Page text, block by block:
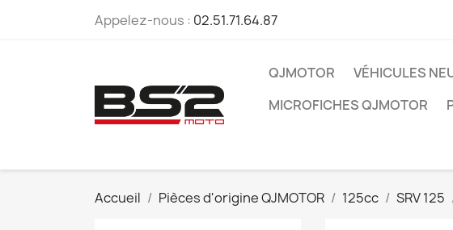
Appelez-nous : 02.51.71.64.87
QJMOTOR VÉHICULES
MICROFICHES QJMOTOR
Accueil Pièces d'origine QJMOTOR 125cc SRV 125